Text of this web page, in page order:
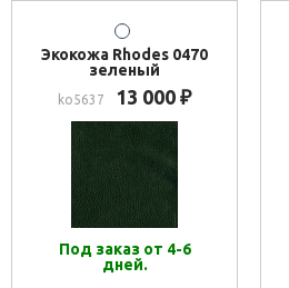
Экокожа Rhodes 0470
зеленый
ko5637 13 000 ₽
Под заказ от 4-6
дней.